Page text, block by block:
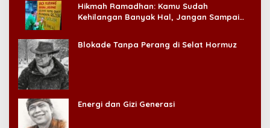
Hikmah Ramadhan: Kamu Sudah
Kehilangan Banyak Hal, Jangan Sampai
Blokade Tanpa Perang di Selat Hormuz
Energi dan Gizi Generasi